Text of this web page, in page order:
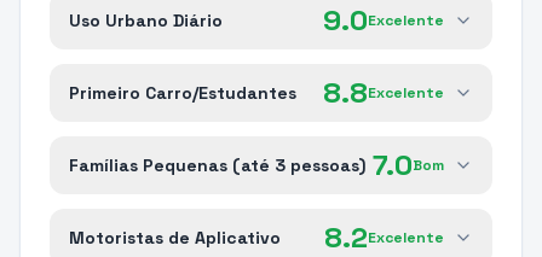
Uso Urbano Diário 9.0Excelente
Primeiro Carro/Estudantes 8.8Excelente
Famílias Pequenas (até 3 pessoas) 7.0Bom
Motoristas de Aplicativo 8.2Excelente